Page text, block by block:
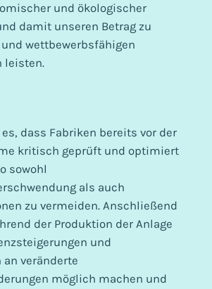
und ökologischer
damit unseren Betrag zu
wettbewerbsfähigen
leisten.
dass Fabriken bereits vor der
kritisch geprüft und optimiert
sowohl
als auch
zu vermeiden. Anschließend
der Produktion der Anlage
und
veränderte
möglich machen und